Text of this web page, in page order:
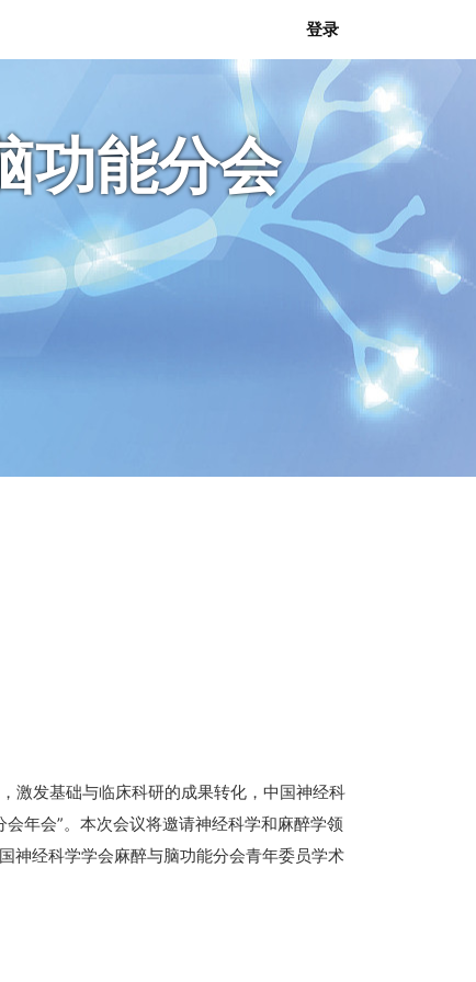
登录
功能分会
激发基础与临床科研的成果转化，中国神经科
年会”。本次会议将邀请神经科学和麻醉学领
神经科学学会麻醉与脑功能分会青年委员学术